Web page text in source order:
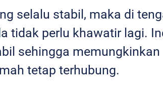
selalu stabil, maka di
tidak perlu khawatir lagi.
sehingga
tetap terhubung.